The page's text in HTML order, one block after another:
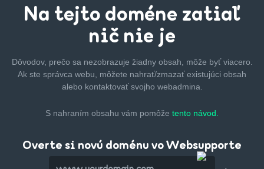
Na tejto doméne zatiaľ
nič nie je
Dôvodov, prečo sa nezobrazuje žiadny obsah, môže byťviacero.
Ak ste správca webu, môžete nahrať/zmazaťexistujúci obsah
alebo kontaktovať svojho webadmina.
S nahraním obsahu vám pomôže tento návod.
Overte si novú doménu vo Websupporte